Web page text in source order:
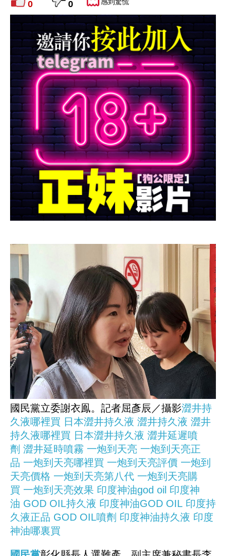
0 0 感到驚慌
國民黨立委謝衣鳯。記者屈彥辰／攝影澀井持
久液哪裡買 日本澀井持久液 澀井持久液 澀井
持久液哪裡買 日本澀井持久液 澀井延遲噴
劑 澀井延時噴霧 一炮到天亮 一炮到天亮正
品 一炮到天亮哪裡買 一炮到天亮評價 一炮到
天亮價格 一炮到天亮第八代 一炮到天亮購
買 一炮到天亮效果 印度神油god oil 印度神
油 GOD OIL持久液 印度神油GOD OIL 印度持
久液正品 GOD OIL噴劑 印度神油持久液 印度
神油哪裏買